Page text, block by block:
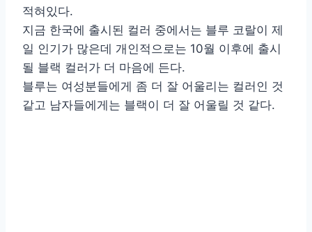
적혀있다.
지금 한국에 출시된 컬러 중에서는 블루 코랄이 제
일 인기가 많은데 개인적으로는 10월 이후에 출시
될 블랙 컬러가 더 마음에 든다.
블루는 여성분들에게 좀 더 잘 어울리는 컬러인 것
같고 남자들에게는 블랙이 더 잘 어울릴 것 같다.